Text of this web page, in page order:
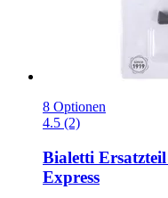
8 Optionen
4.5 (2)
Bialetti
Express